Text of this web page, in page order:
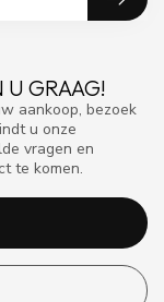
U GRAAG!
aankoop, bezoek
u onze
vragen en
te komen.